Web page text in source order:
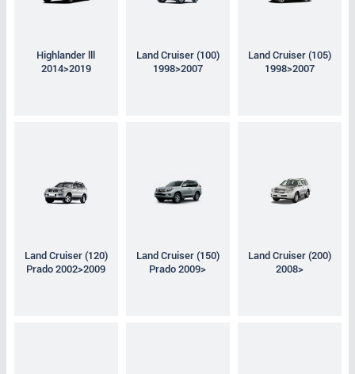
Highlander lll
2014>2019
Land Cruiser (100)
1998>2007
Land Cruiser (105)
1998>2007
Land Cruiser (120)
Prado 2002>2009
Land Cruiser (150)
Prado 2009>
Land Cruiser (200)
2008>